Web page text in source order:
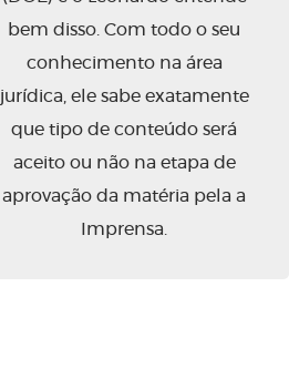
bem disso. Com todo o seu
conhecimento na área
jurídica, ele sabe exatamente
que tipo de conteúdo será
aceito ou não na etapa de
aprovação da matéria pela a
Imprensa.